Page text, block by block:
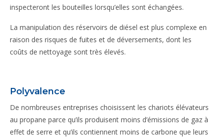
inspecteront les bouteilles lorsqu’elles sont échangées.
La manipulation des réservoirs de diésel est plus complexe en
raison des risques de fuites et de déversements, dont les
coûts de nettoyage sont très élevés.
Polyvalence
De nombreuses entreprises choisissent les chariots élévateurs
au propane parce qu’ils produisent moins d’émissions de gaz à
effet de serre et qu’ils contiennent moins de carbone que leurs